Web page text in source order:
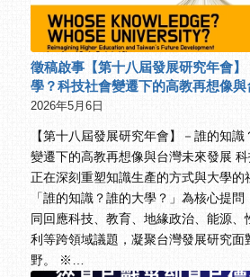
徵稿啟事【第十八屆發展研究年會
學？科技社會變遷下的高教再想像
2026年5月6日
【第十八屆發展研究年會】－誰的知
變遷下的高教再想像與台灣未來發展 科
正在深刻重塑知識生產的方式與大學的
「誰的知識？誰的大學？」為核心提
同回應科技、教育、地緣政治、能源、
利等跨領域議題，凝聚台灣發展研究面
野。 ※…